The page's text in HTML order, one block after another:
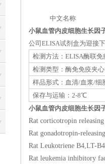
中文名称 英
小鼠血管内皮细胞生长因
公司ELISA试剂盒为迎接
检测方法：ELISA酶联免
检测类型：酶免免疫夹
样品形式：血清/血浆/细
保存与运输：2-8℃
小鼠血管内皮细胞生长因
Rat corticotropin
Rat gonadotropin-
Rat Leukotriene B4,LT-
Rat leukemia inhibitory